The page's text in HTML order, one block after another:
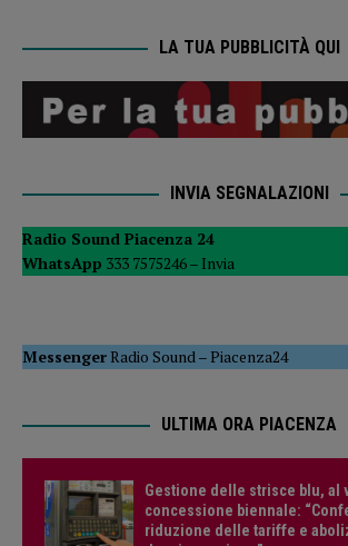
LA TUA PUBBLICITÀ QUI
INVIA SEGNALAZIONI
Radio Sound Piacenza 24
WhatsApp 333 7575246 – Invia
MessengerRadio Sound –Piacenza24
ULTIMA ORA PIACENZA
Gestione delle strisce blu, al
concessione biennale:
riduzione delle tariffe e